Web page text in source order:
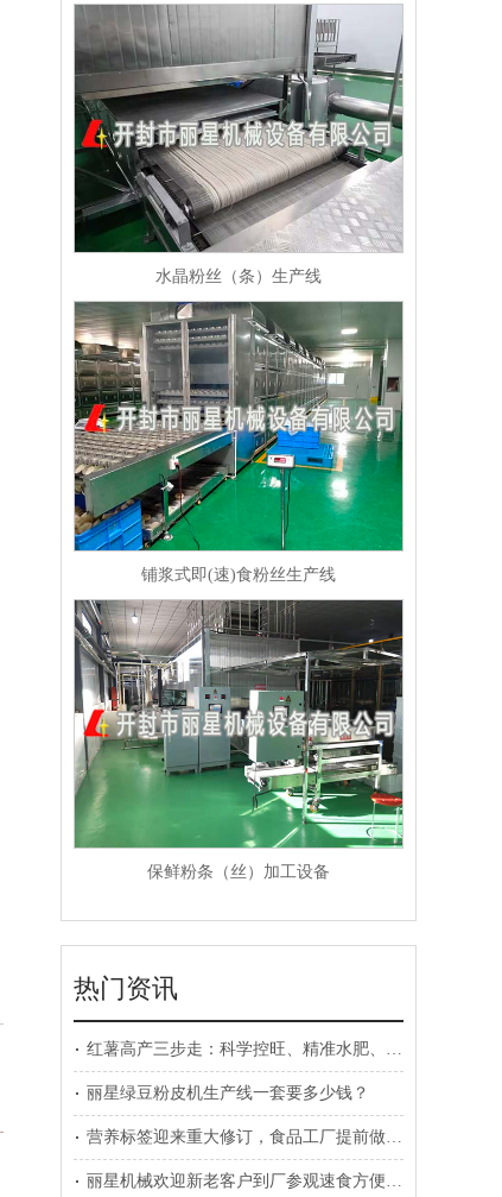
水晶粉丝（条）生产线
铺浆式即(速)食粉丝生产线
保鲜粉条（丝）加工设备
热门资讯
红薯高产三步走：科学控旺、精准水肥、病虫害预防
丽星绿豆粉皮机生产线一套要多少钱？
营养标签迎来重大修订，食品工厂提前做好规划
丽星机械欢迎新老客户到厂参观速食方便粉丝生产线